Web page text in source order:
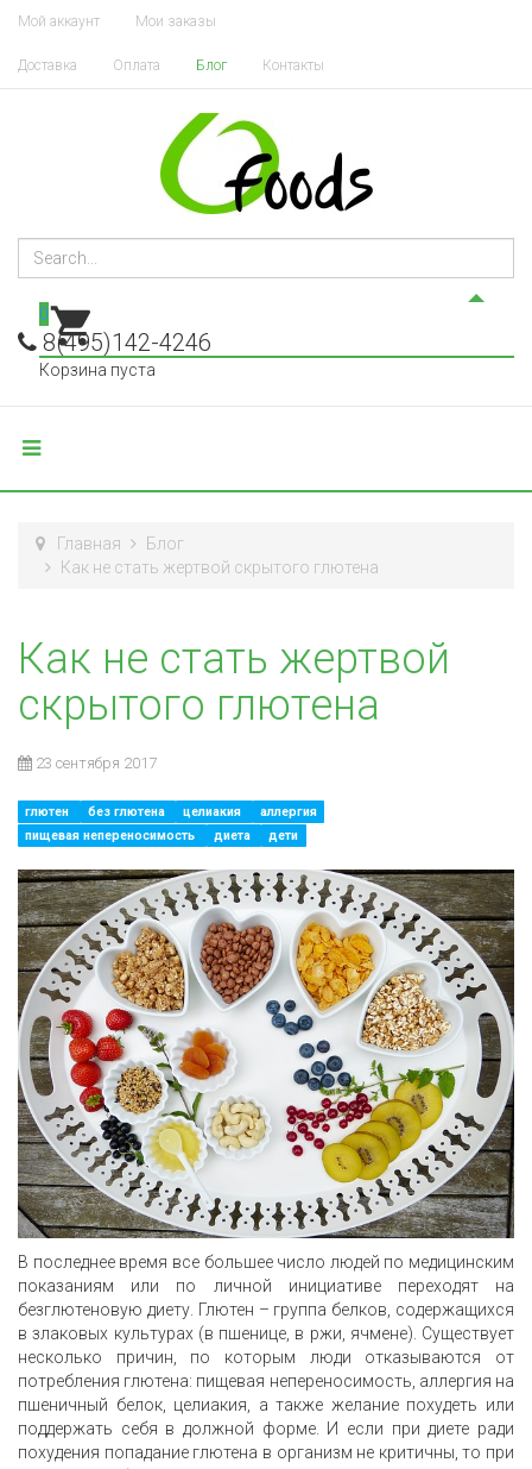
Мой аккаунт Мои заказы
Доставка Оплата Блог Контакты
8(495)142-4246
0
Корзина пуста
Главная
Блог
Как не стать жертвой скрытого глютена
Как не стать жертвой
скрытого глютена
23 сентября 2017
глютен без глютена целиакия
аллергия
пищевая непереносимость
диета дети
В последнее время все большее число людей по медицинским
показаниям или по личной инициативе переходят на
безглютеновую диету. Глютен – группа белков, содержащихся
в злаковых культурах (в пшенице, в ржи, ячмене). Существует
несколько причин, по которым люди отказываются от
потребления глютена: пищевая непереносимость, аллергия на
пшеничный белок, целиакия, а также желание похудеть или
поддержать себя в должной форме. И если при диете ради
похудения попадание глютена в организм не критичны, то при